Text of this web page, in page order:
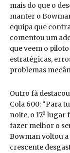
mais do que o
manter o
equipa que
comentou um
que veem o
estratégicas,
problemas
Outro fã
Cola 600: “Para
noite, o 17.º
fazer melhor o
Bowman voltou a
crescente